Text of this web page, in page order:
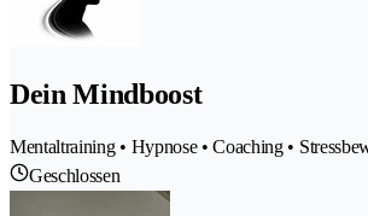
Dein Mindboost
Mentaltraining • Hypnose • Coaching •
Geschlossen